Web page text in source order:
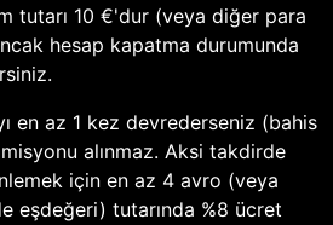
tutarı 10 €'dur (veya diğer para
hesap kapatma durumunda
en az 1 kez devrederseniz (bahis
alınmaz. Aksi takdirde
için en az 4 avro (veya
eşdeğeri) tutarında %8 ücret